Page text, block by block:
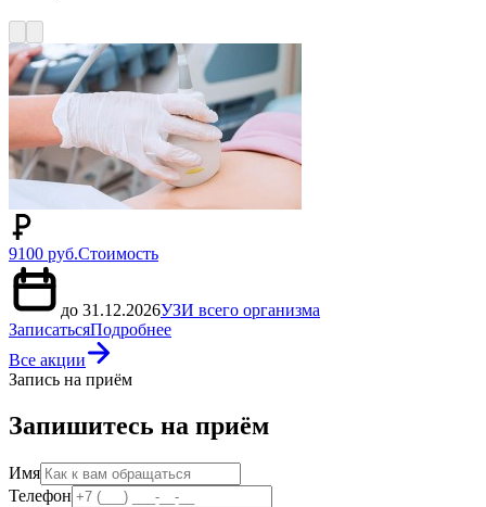
9100 руб.Стоимость
до 31.12.2026УЗИ всего организма
ЗаписатьсяПодробнее
Все акции
Запись на приём
Запишитесь на приём
Имя
Телефон